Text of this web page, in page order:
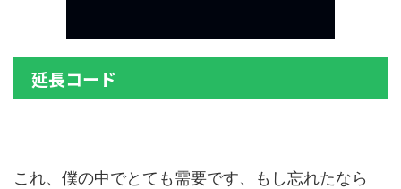
延長コード
これ、僕の中でとても需要です、もし忘れたなら